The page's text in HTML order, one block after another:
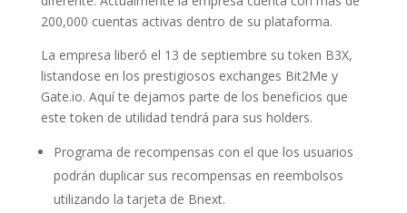
200,000 cuentas activas dentro de su plataforma.
La empresa liberó el 13 de septiembre su token B3X,
listandose en los prestigiosos exchanges Bit2Me y
Gate.io. Aquí te dejamos parte de los beneficios que
este token de utilidad tendrá para sus holders.
Programa de recompensas con el que los usuarios
podrán duplicar sus recompensas en reembolsos
utilizando la tarjeta de Bnext.